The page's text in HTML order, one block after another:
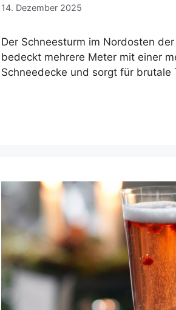
14. Dezember 2025
Der Schneesturm im Nordosten
bedeckt mehrere Meter mit einer
Schneedecke und sorgt für brutale